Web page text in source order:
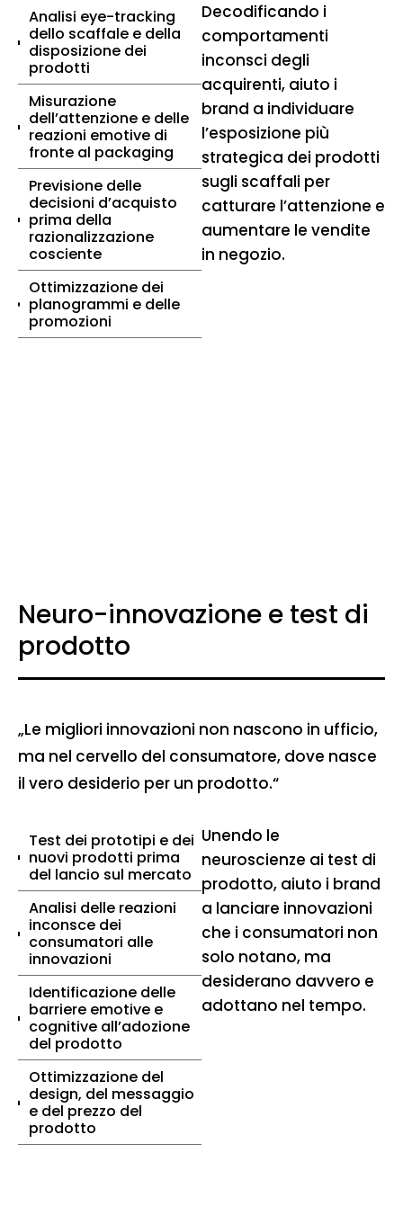
Analisi eye-tracking
dello scaffale e della
disposizione dei
prodotti
Misurazione
dell’attenzione e delle
reazioni emotive di
fronte al packaging
Previsione delle
decisioni d’acquisto
prima della
razionalizzazione
cosciente
Ottimizzazione dei
planogrammi e delle
promozioni
Decodificando i
comportamenti
inconsci degli
acquirenti, aiuto i
brand a individuare
l’esposizione più
strategica dei prodotti
sugli scaffali per
catturare l’attenzione e
aumentare le vendite
in negozio.
Neuro-innovazione e test di
prodotto
„Le migliori innovazioni non nascono in ufficio,
ma nel cervello del consumatore, dove nasce
il vero desiderio per un prodotto.“
Test dei prototipi e dei
nuovi prodotti prima
del lancio sul mercato
Analisi delle reazioni
inconsce dei
consumatori alle
innovazioni
Identificazione delle
barriere emotive e
cognitive all’adozione
del prodotto
Ottimizzazione del
design, del messaggio
e del prezzo del
prodotto
Unendo le
neuroscienze ai test di
prodotto, aiuto i brand
a lanciare innovazioni
che i consumatori non
solo notano, ma
desiderano davvero e
adottano nel tempo.